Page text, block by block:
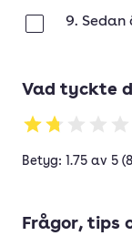
9.
Vad tyckte
Betyg: 1.75 av 5
Frågor, tips